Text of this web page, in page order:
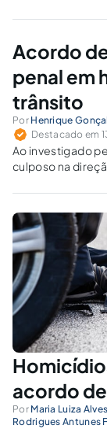
Acordo
penal em
trânsito
Por Henrique
Destacado em
Ao investigado
culposo na
acordo
Por Maria Luiza
Rodrigues Antunes